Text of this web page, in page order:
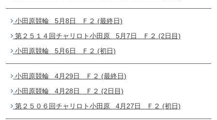
小田原競輪 5月8日 Ｆ２ (最終日)
第２５１４回チャリロト小田原 5月7日 Ｆ２ (2日目)
小田原競輪 5月6日 Ｆ２ (初日)
小田原競輪 4月29日 Ｆ２ (最終日)
小田原競輪 4月28日 Ｆ２ (2日目)
第２５０６回チャリロト小田原 4月27日 Ｆ２ (初日)